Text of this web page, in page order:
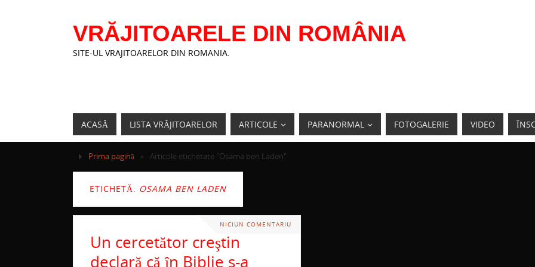
VRĂJITOARELE DIN ROMÂNIA
SITE-UL VRAJITOARELOR DIN ROMANIA.
ACASĂ LISTA VRĂJITOARELOR ARTICOLE PARANORMAL FOTOGALERIE VIDEO
Prima pagină » Articole etichetate "Osama ben Laden"
ETICHETĂ: OSAMA BEN LADEN
NICIUN COMENTARIU
Un cercetător creştin
declară că în Biblie s-a